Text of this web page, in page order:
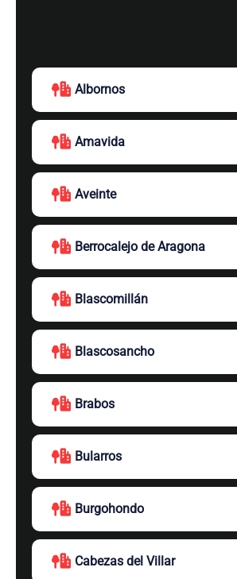
Albornos
Amavida
Aveinte
Berrocalejo de Aragona
Blascomillán
Blascosancho
Brabos
Bularros
Burgohondo
Cabezas del Villar